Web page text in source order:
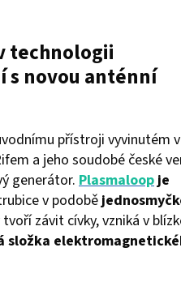
M
technologii
s novou anténní
přístroji vyvinutém v
a jeho soudobé české
generátor. Plasmaloopje
v podobě
závit cívky, vzniká v
složka